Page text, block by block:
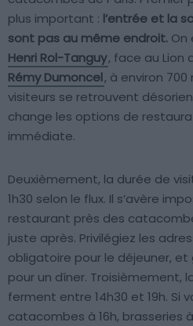
plus important : l’entrée et la
sont pas au même endroit. On
Henri Rol-Tanguy, face au Lion
Rémy Dumoncel, à environ
visiteurs se retrouvent
change les options de
immédiate.
Deuxièmement, la durée de
1h30 selon le flux. Il s’avère
restaurant près des
juste après. Privilégiez les
obligatoire pour le déjeuner,
pour un dîner. Troisièmement,
ferment entre 14h30 et 19h. Si
catacombes à 16h, brasseries